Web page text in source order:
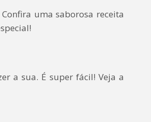
uma saborosa receita
a sua. É super fácil! Veja a